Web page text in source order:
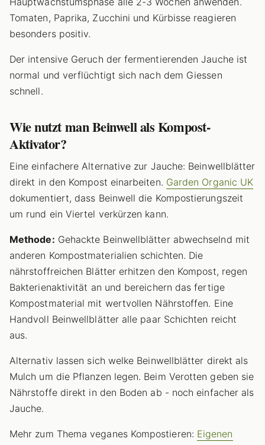
Tomaten, Paprika, Zucchini und Kürbisse reagieren
besonders positiv.
Der intensive Geruch der fermentierenden Jauche ist
normal und verflüchtigt sich nach dem Giessen
schnell.
Wie nutzt man Beinwell als Kompost-
Aktivator?
Eine einfachere Alternative zur Jauche: Beinwellblätter
direkt in den Kompost einarbeiten. Garden Organic UK
dokumentiert, dass Beinwell die Kompostierungszeit
um rund ein Viertel verkürzen kann.
Methode: Gehackte Beinwellblätter abwechselnd mit
anderen Kompostmaterialien schichten. Die
nährstoffreichen Blätter erhitzen den Kompost, regen
Bakterienaktivität an und bereichern das fertige
Kompostmaterial mit wertvollen Nährstoffen. Eine
Handvoll Beinwellblätter alle paar Schichten reicht
aus.
Alternativ lassen sich welke Beinwellblätter direkt als
Mulch um die Pflanzen legen. Beim Verotten geben sie
Nährstoffe direkt in den Boden ab - noch einfacher als
Jauche.
Mehr zum Thema veganes Kompostieren: Eigenen